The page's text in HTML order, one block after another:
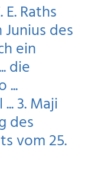
Raths
des
ein
die
...
3. Maji
des
vom 25.